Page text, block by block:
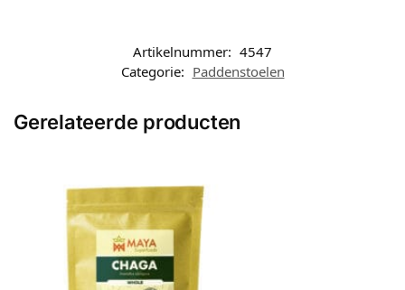
Artikelnummer: 4547
Categorie: Paddenstoelen
Gerelateerde producten